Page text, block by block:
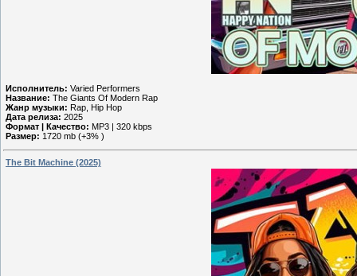
Исполнитель: Varied Performers
Название: The Giants Of Modern Rap
Жанр музыки: Rap, Hip Hop
Дата релиза: 2025
Формат | Качество: MP3 | 320 kbps
Размер: 1720 mb (+3% )
The Bit Machine (2025)